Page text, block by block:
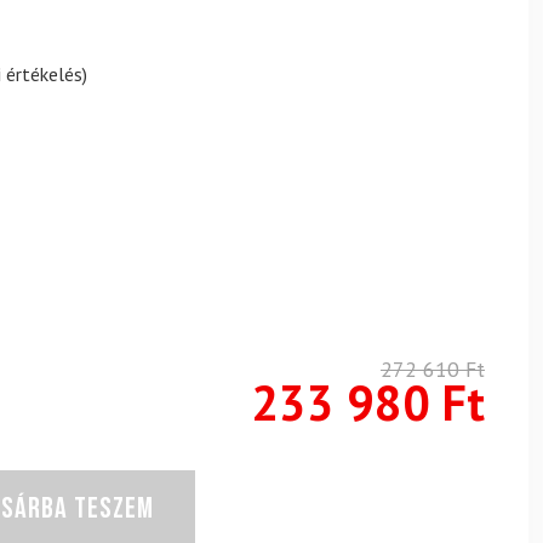
értékelés)
272 610Ft
233 980 Ft
TESZEM